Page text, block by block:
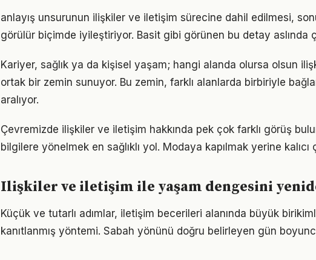
anlayış unsurunun ilişkiler ve iletişim sürecine dahil edilmesi,
görülür biçimde iyileştiriyor. Basit gibi görünen bu detay aslında
Kariyer, sağlık ya da kişisel yaşam; hangi alanda olursa olsun
ortak bir zemin sunuyor. Bu zemin, farklı alanlarda birbiriyle
aralıyor.
Çevremizde ilişkiler ve iletişim hakkında pek çok farklı görüş
bilgilere yönelmek en sağlıklı yol. Modaya kapılmak yerine kalıcı
Ilişkiler ve iletişim ile yaşam dengesini
Küçük ve tutarlı adımlar, iletişim becerileri alanında büyük
kanıtlanmış yöntemi. Sabah yönünü doğru belirleyen gün